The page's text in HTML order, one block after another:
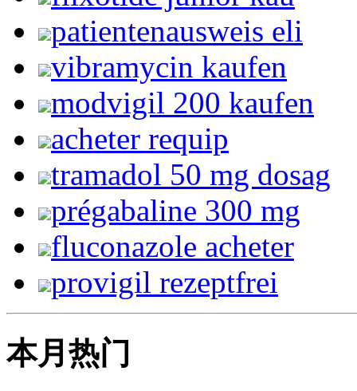
patientenausweis eli
vibramycin kaufen
modvigil 200 kaufen
acheter requip
tramadol 50 mg dosag
prégabaline 300 mg
fluconazole acheter
provigil rezeptfrei
本月热门